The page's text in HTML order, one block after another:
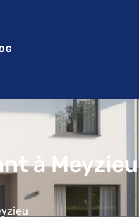
à Meyzieu